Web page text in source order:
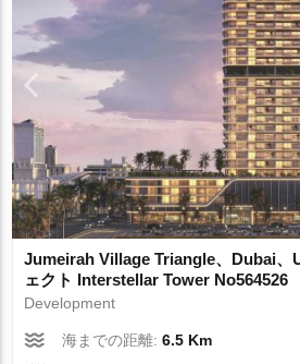
Jumeirah Village Triangle、Dubai、
ェクト Interstellar Tower No564526
Development
海までの距離:6.5 Km